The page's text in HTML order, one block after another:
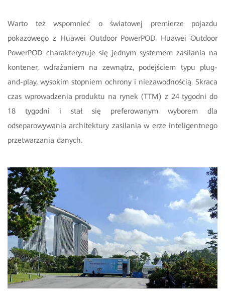
Warto też wspomnieć o światowej premierze pojazdu
pokazowego z Huawei Outdoor PowerPOD. Huawei Outdoor
PowerPOD charakteryzuje się jednym systemem zasilania na
kontener, wdrażaniem na zewnątrz, podejściem typu plug-
and-play, wysokim stopniem ochrony i niezawodnością. Skraca
czas wprowadzenia produktu na rynek (TTM) z 24 tygodni do
18 tygodni i stał się preferowanym wyborem dla
odseparowywania architektury zasilania w erze inteligentnego
przetwarzania danych.